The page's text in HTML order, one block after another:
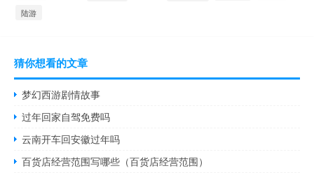
陆游
猜你想看的文章
梦幻西游剧情故事
过年回家自驾免费吗
云南开车回安徽过年吗
百货店经营范围写哪些（百货店经营范围）